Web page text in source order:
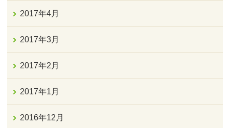
2017年4月
2017年3月
2017年2月
2017年1月
2016年12月